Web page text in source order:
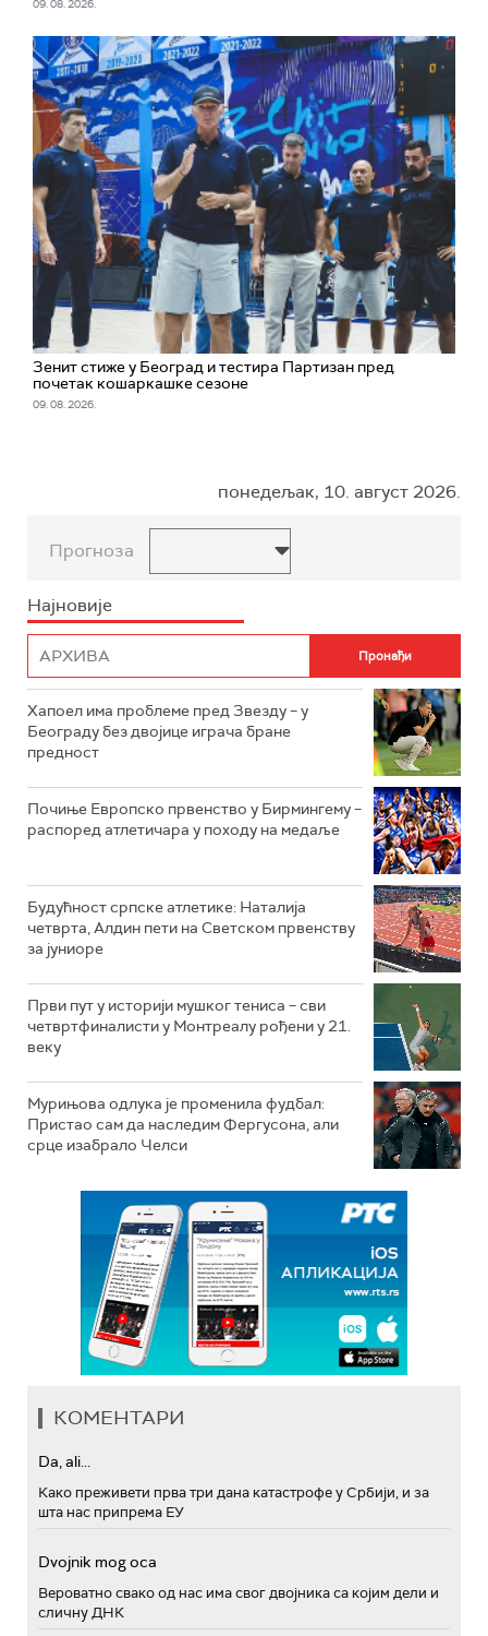
09. 08. 2026.
Зенит стиже у Беогрaд и тестира Партизан пред
почетак кошаркашке сезоне
09. 08. 2026.
понедељак, 10. август 2026.
Прогноза
Најновије
Хапоел има проблеме пред Звезду – у
Београду без двојице играча бране
предност
Почиње Европско првенство у Бирмингему –
распоред атлетичара у походу на медаље
Будућност српске атлетике: Наталија
четврта, Алдин пети на Светском првенству
за јуниоре
Први пут у историји мушког тениса – сви
четвртфиналисти у Монтреалу рођени у 21.
веку
Мурињова одлука је променила фудбал:
Пристао сам да наследим Фергусона, али
срце изабрало Челси
КОМЕНТАРИ
Da, ali...
Како преживети прва три дана катастрофе у Србији, и за
шта нас припрема ЕУ
Dvojnik mog oca
Вероватно свако од нас има свог двојника са којим дели и
сличну ДНК